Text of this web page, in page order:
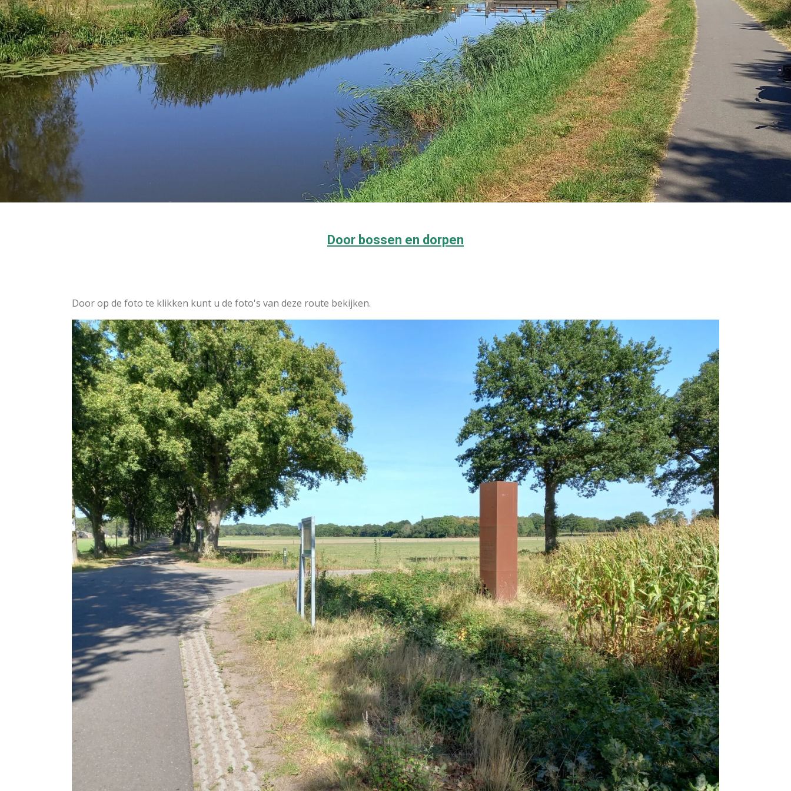
Door bossen en dorpen
Door op de foto te klikken kunt u de foto's van deze route bekijken.